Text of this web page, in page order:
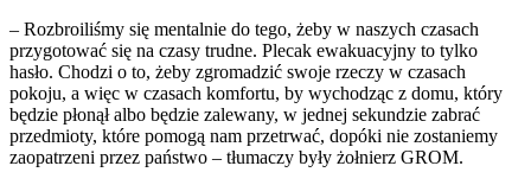
– Rozbroiliśmy się mentalnie do tego, żeby w naszych czasach
przygotować się na czasy trudne. Plecak ewakuacyjny to tylko
hasło. Chodzi o to, żeby zgromadzić swoje rzeczy w czasach
pokoju, a więc w czasach komfortu, by wychodząc z domu, który
będzie płonął albo będzie zalewany, w jednej sekundzie zabrać
przedmioty, które pomogą nam przetrwać, dopóki nie zostaniemy
zaopatrzeni przez państwo – tłumaczy były żołnierz GROM.